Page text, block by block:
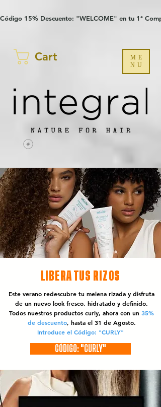
Código 15% Descuento: "WELCOME" en tu 1ª
Cart
ME
NU
LIBERA TUS RIZOS
Este verano redescubre tu melena rizada y disfruta
de un nuevo look fresco, hidratado y definido.
Todos nuestros productos curly, ahora con un 35%
de descuento, hasta el 31 de Agosto.
Introduce el Código: "CURLY"
CÓDIGO: "CURLY"